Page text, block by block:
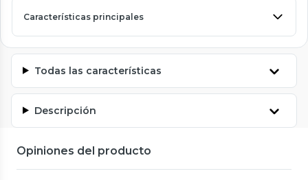
Características principales
Todas las características
Descripción
Opiniones del producto